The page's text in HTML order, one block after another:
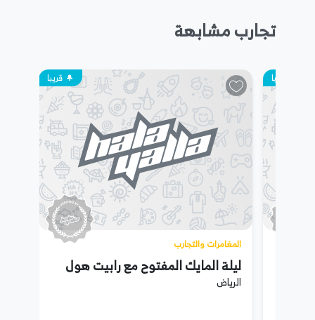
تجارب مشابهة
قريبا قريبا
المغامرات والتجارب
ليلة المايك المفتوح مع رابيت هول
الرياض